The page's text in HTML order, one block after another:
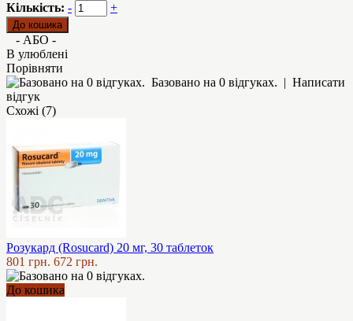
Кількість: - +
- АБО -
В улюблені
Порівняти
Базовано на 0 відгуках. | Написати
відгук
Схожі (7)
Розукард (Rosucard) 20 мг, 30 таблеток
801 грн. 672 грн.
До кошика